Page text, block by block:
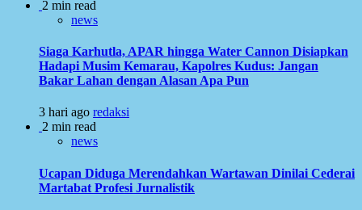
2 min read
news
Siaga Karhutla, APAR hingga Water Cannon Disiapkan
Hadapi Musim Kemarau, Kapolres Kudus: Jangan
Bakar Lahan dengan Alasan Apa Pun
3 hari ago redaksi
2 min read
news
Ucapan Diduga Merendahkan Wartawan Dinilai Cederai
Martabat Profesi Jurnalistik